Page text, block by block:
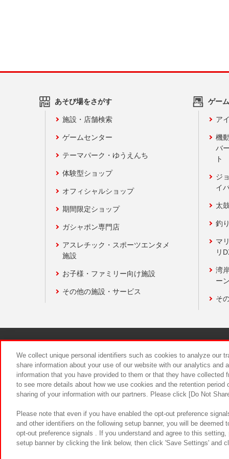
あそび場をさがす
施設・店舗検索
ゲームセンター
テーマパーク・ゆうえんち
体験型ショップ
オフィシャルショップ
期間限定ショップ
ガシャポン専門店
アスレチック・スポーツエンタメ
施設
お子様・ファミリー向け施設
その他の施設・サービス
ゲー
ア
機
バ
ト
ジ
イ
太
釣
マ
リ
湾
ー
そ
食品のご
We collect unique personal identifiers such as cookies to analyze our
share information about your use of our website with our analytics and
information that you have provided to them or that they have
to see more details about how we use cookies and the retention
sharing of your information with our partners. Please click [Do Not
Please note that even if you have enabled the opt-out preference
and other identifiers on the following setup banner, you will be
opt-out preference signals . If you understand and agree to this
setup banner by clicking the link below, then click 'Save Settings' and